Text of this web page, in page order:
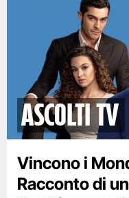
Ascolti TV
Vincono i
Racconto di